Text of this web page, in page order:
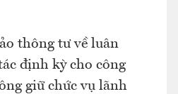
thông tư về luân
định kỳ cho công
giữ chức vụ lãnh